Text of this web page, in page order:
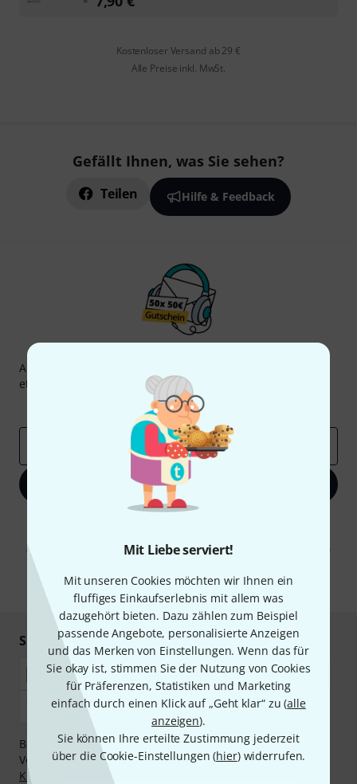
Mit Liebe serviert!
Mit unseren Cookies möchten wir Ihnen ein
fluffiges Einkaufserlebnis mit allem was
dazugehört bieten. Dazu zählen zum Beispiel
passende Angebote, personalisierte Anzeigen
und das Merken von Einstellungen. Wenn das für
Sie okay ist, stimmen Sie der Nutzung von Cookies
für Präferenzen, Statistiken und Marketing
einfach durch einen Klick auf „Geht klar“ zu (alle
anzeigen).
Sie können Ihre erteilte Zustimmung jederzeit
über die Cookie-Einstellungen (hier) widerrufen.
Kostenloser Versand ab 29 €
Alle Preise inkl. MwSt.
Gefällt Ihnen, was Sie sehen?
Teilen Hilfe & Feedback
Thomann Newsletter
Abonniere den Thomann Newsletter und gewinne mit
etwas Glück einen von
50 Gutscheinen
Inspirierende Beiträge
Deals
Jetzt anmelden
Abmeldung ist jederzeit möglich. Weitere Informationen finden Sie in
* Pflichtfeld
Sicher einkaufen & bezahlen
Bezahlen Sie vertraulich und sicher per Nachnahme,
Vorkasse, PayPal, Amazon Pay,Klarna Sofort bezahlen
Klarna Ratenzahlung